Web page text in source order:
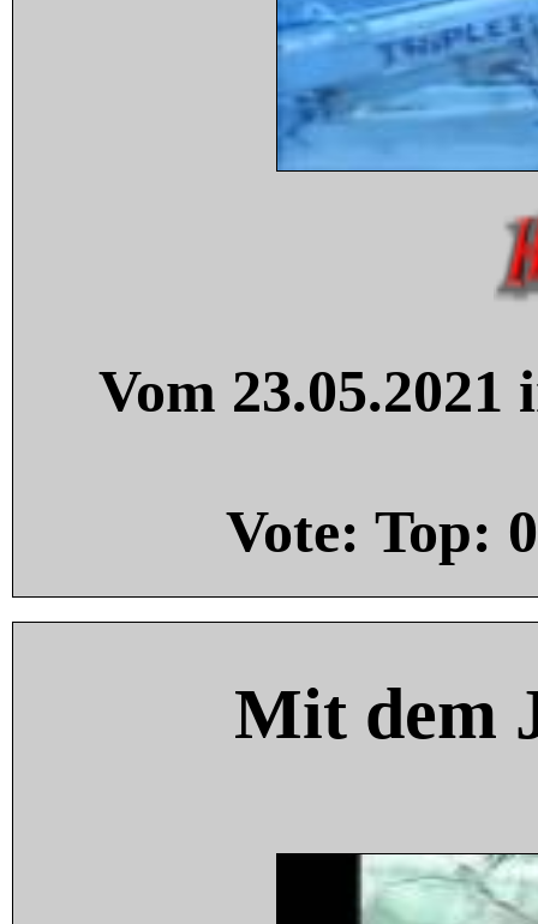
Vom
Vote: Top: 0
Mit dem